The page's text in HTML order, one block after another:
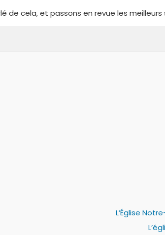
de cela, et passons en revue les